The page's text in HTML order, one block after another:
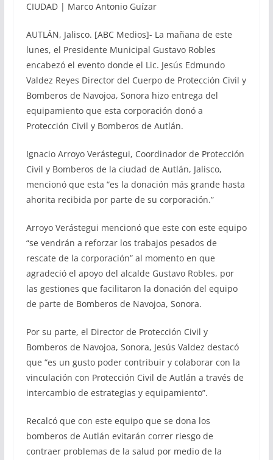
CIUDAD | Marco Antonio Guízar
AUTLÁN, Jalisco. [ABC Medios]- La mañana de este
lunes, el Presidente Municipal Gustavo Robles
encabezó el evento donde el Lic. Jesús Edmundo
Valdez Reyes Director del Cuerpo de Protección Civil y
Bomberos de Navojoa, Sonora hizo entrega del
equipamiento que esta corporación donó a
Protección Civil y Bomberos de Autlán.
Ignacio Arroyo Verástegui, Coordinador de Protección
Civil y Bomberos de la ciudad de Autlán, Jalisco,
mencionó que esta “es la donación más grande hasta
ahorita recibida por parte de su corporación.”
Arroyo Verástegui mencionó que este con este equipo
“se vendrán a reforzar los trabajos pesados de
rescate de la corporación” al momento en que
agradeció el apoyo del alcalde Gustavo Robles, por
las gestiones que facilitaron la donación del equipo
de parte de Bomberos de Navojoa, Sonora.
Por su parte, el Director de Protección Civil y
Bomberos de Navojoa, Sonora, Jesús Valdez destacó
que “es un gusto poder contribuir y colaborar con la
vinculación con Protección Civil de Autlán a través de
intercambio de estrategias y equipamiento”.
Recalcó que con este equipo que se dona los
bomberos de Autlán evitarán correr riesgo de
contraer problemas de la salud por medio de la